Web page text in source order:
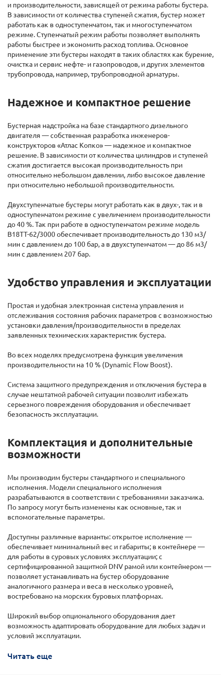
и производительности, зависящей от режима работы бустера.
В зависимости от количества ступеней сжатия, бустер может
работать как в одноступенчатом, так и многоступенчатом
режиме. Ступенчатый режим работы позволяет выполнять
работы быстрее и экономить расход топлива. Основное
применение эти бустеры находят в таких областях как бурение,
очистка и сервис нефте- и газопроводов, и других элементов
трубопровода, например, трубопроводной арматуры.
Надежное и компактное решение
Бустерная надстройка на базе стандартного дизельного
двигателя — собственная разработка инженеров-
конструкторов «Атлас Копко» — надежное и компактное
решение. В зависимости от количества цилиндров и ступеней
сжатия достигается высокая производительность при
относительно небольшом давлении, либо высокое давление
при относительно небольшой производительности.
Двухступенчатые бустеры могут работать как в двух-, так и в
одноступенчатом режиме с увеличением производительности
до 40 %. Так при работе в одноступенчатом режиме модель
B18TT-62/3000 обеспечивает производительность до 130 м3/
мин с давлением до 100 бар, а в двухступенчатом — до 86 м3/
мин с давлением 207 бар.
Удобство управления и эксплуатации
Простая и удобная электронная система управления и
отслеживания состояния рабочих параметров с возможностью
установки давления/производительности в пределах
заявленных технических характеристик бустера.
Во всех моделях предусмотрена функция увеличения
производительности на 10 % (Dynamic Flow Boost).
Система защитного предупреждения и отключения бустера в
случае нештатной рабочей ситуации позволит избежать
серьезного повреждения оборудования и обеспечивает
безопасность эксплуатации.
Комплектация и дополнительные
возможности
Мы производим бустеры стандартного и специального
исполнения. Модели специального исполнения
разрабатываются в соответствии с требованиями заказчика.
По запросу могут быть изменены как основные, так и
вспомогательные параметры.
Доступны различные варианты: открытое исполнение —
обеспечивает минимальный вес и габариты; в контейнере —
для работы в суровых условиях эксплуатации; с
сертифицированной защитной DNV рамой или контейнером —
позволяет устанавливать на бустер оборудование
аналогичного размера и веса в несколько уровней,
востребовано на морских буровых платформах.
Широкий выбор опционального оборудования дает
возможность адаптировать оборудование для любых задач и
условий эксплуатации.
Читать еще